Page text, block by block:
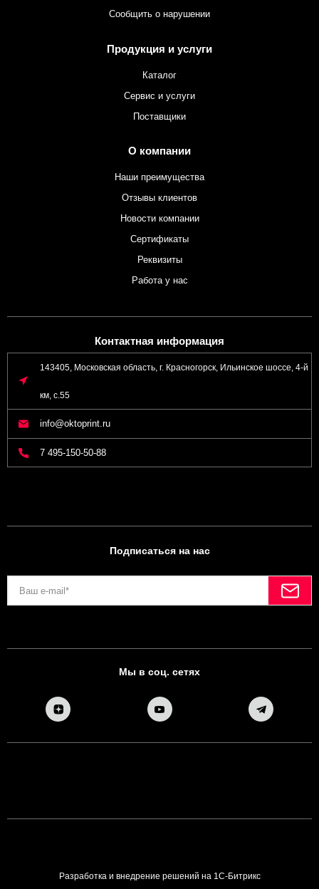
Сообщить о нарушении
Продукция и услуги
Каталог
Сервис и услуги
Поставщики
О компании
Наши преимущества
Отзывы клиентов
Новости компании
Сертификаты
Реквизиты
Работа у нас
Контактная информация
143405, Московская область, г. Красногорск, Ильинское шоссе, 4-й
км, с.55
info@oktoprint.ru
7 495-150-50-88
Подписаться на нас
Мы в соц. сетях
Разработка и внедрение решений на 1С-Битрикс